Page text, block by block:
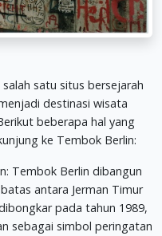
satu situs bersejarah
destinasi wisata
beberapa hal yang
ke Tembok Berlin:
Tembok Berlin dibangun
antara Jerman Timur
pada tahun 1989,
sebagai simbol peringatan